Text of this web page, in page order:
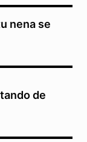
nena se
de